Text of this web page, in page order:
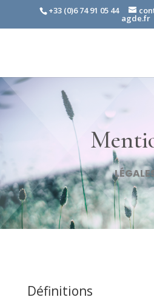
+33 (0)6 74 91 05 44
agde.fr
Définitions